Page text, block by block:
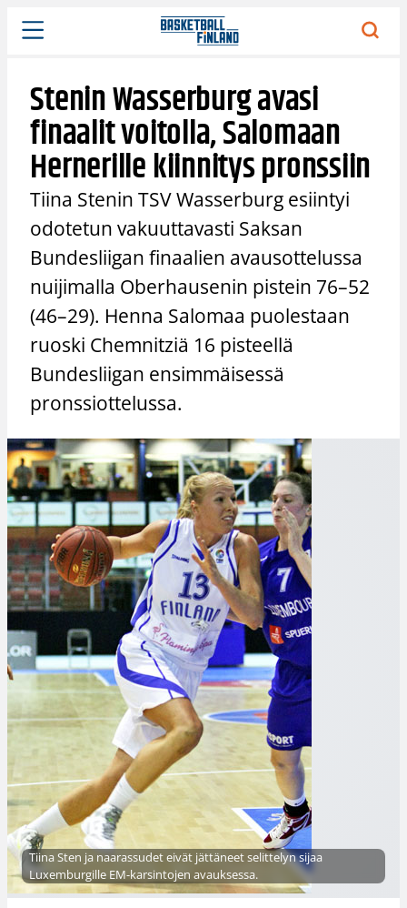
Siirry
sisältöön
Stenin Wasserburg avasi
finaalit voitolla, Salomaan
Hernerille kiinnitys pronssiin
Tiina Stenin TSV Wasserburg esiintyi
odotetun vakuuttavasti Saksan
Bundesliigan finaalien avausottelussa
nuijimalla Oberhausenin pistein 76–52
(46–29). Henna Salomaa puolestaan
ruoski Chemnitziä 16 pisteellä
Bundesliigan ensimmäisessä
pronssiottelussa.
Tiina Sten ja naarassudet eivät jättäneet selittelyn sijaa
Luxemburgille EM-karsintojen avauksessa.